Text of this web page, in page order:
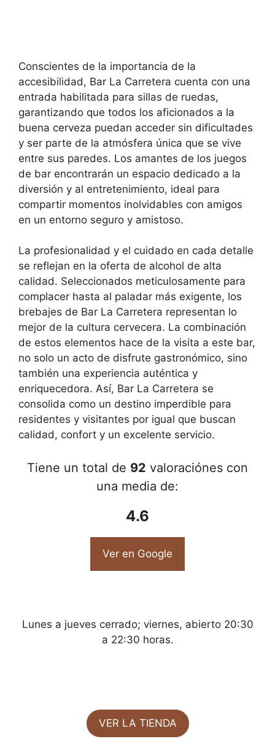
Conscientes de la importancia de la
accesibilidad, Bar La Carretera cuenta con una
entrada habilitada para sillas de ruedas,
garantizando que todos los aficionados a la
buena cerveza puedan acceder sin dificultades
y ser parte de la atmósfera única que se vive
entre sus paredes. Los amantes de los juegos
de bar encontrarán un espacio dedicado a la
diversión y al entretenimiento, ideal para
compartir momentos inolvidables con amigos
en un entorno seguro y amistoso.
La profesionalidad y el cuidado en cada detalle
se reflejan en la oferta de alcohol de alta
calidad. Seleccionados meticulosamente para
complacer hasta al paladar más exigente, los
brebajes de Bar La Carretera representan lo
mejor de la cultura cervecera. La combinación
de estos elementos hace de la visita a este bar,
no solo un acto de disfrute gastronómico, sino
también una experiencia auténtica y
enriquecedora. Así, Bar La Carretera se
consolida como un destino imperdible para
residentes y visitantes por igual que buscan
calidad, confort y un excelente servicio.
Tiene un total de 92 valoraciónes con
una media de:
4.6
Ver en Google
Lunes a jueves cerrado; viernes, abierto 20:30
a 22:30 horas.
VER LA TIENDA